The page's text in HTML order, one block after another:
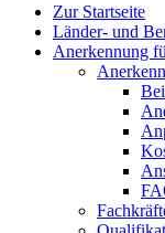
Zur Startseite
Länder- und
Anerkennung